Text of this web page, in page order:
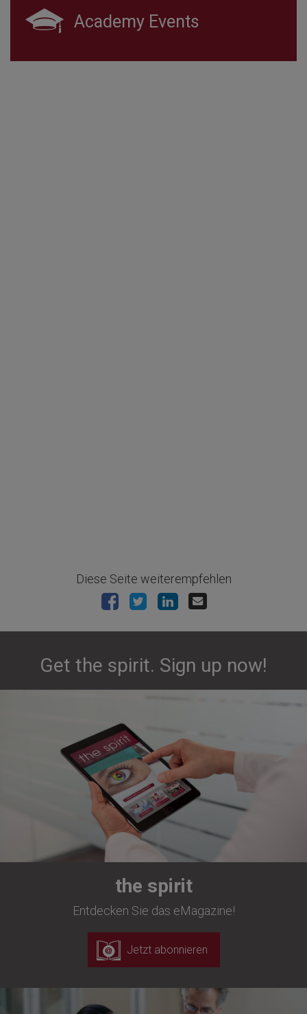
Academy Events
Diese Seite weiterempfehlen
Get the spirit. Sign up now!
the spirit
Entdecken Sie das eMagazine!
Jetzt abonnieren